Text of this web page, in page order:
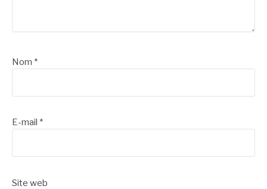
Nom *
E-mail *
Site web